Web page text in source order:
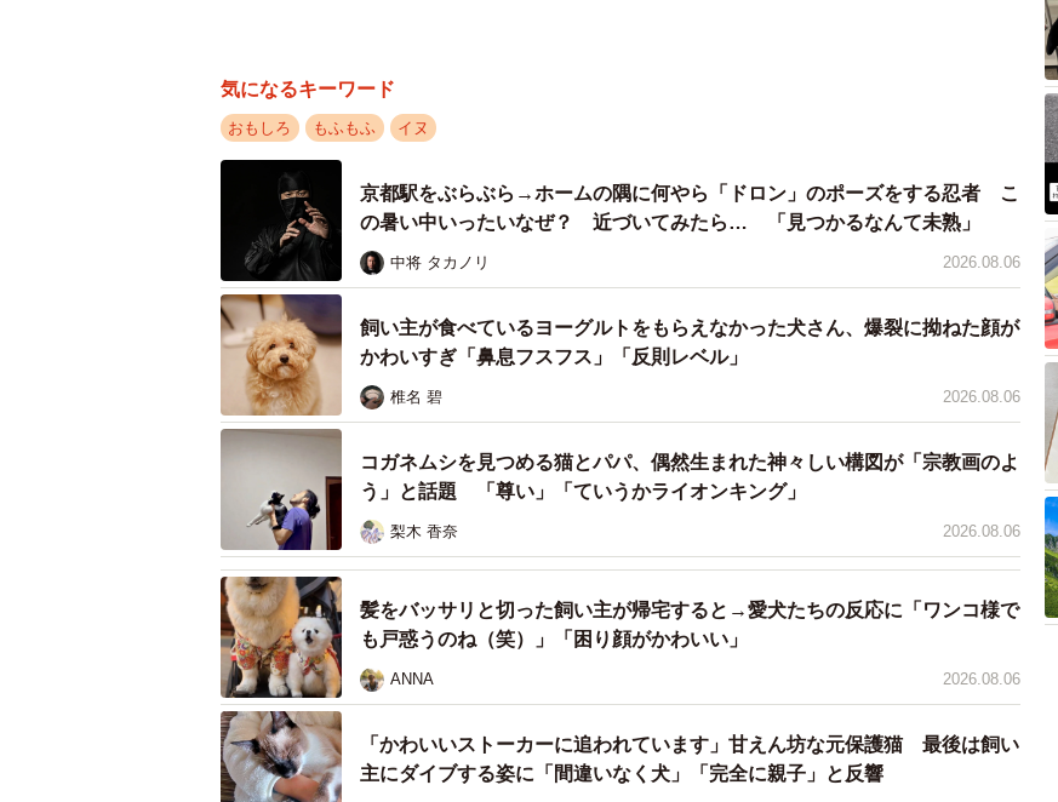
いきました」
ーー実際にプールに入ってみたときは？
「やっぱり泳げなかったかという気持ちと、犬かきは本能で出来るのでは？と期待した部分
があり、泳げない姿を実際に見てちょっとショックでした」
ーーライフジャケットを着せたのは今回が初めてでしたか？
「ライフジャケットは初着用ですし、プールも初体験です」
ーー水やお風呂に対しては、どのような反応を見せる子なのでしょうか？
「足が水に濡れるのが嫌いなので雨の日の散歩や水たまりは好きじゃありません。ただ月イ
チで行っていた大好きなトリマーさんにやってもらうシャンプーは大好きです」
そもそもエア犬かきが出来ない子なので泳げないだろうなとは思って
いたんです💦
ぐるぐる何周もしてたらちょっとずつ出来るようになりました！
エア犬かき練習、ライフジャケットのサイズ変更、他の犬の少ない時
間にリベンジ🐶色々なアドバイスありがとうございました！
pic.twitter.com/J22NgiJoJM
気になるキーワード
おもしろ もふもふ イヌ
京都駅をぶらぶら→ホームの隅に何やら「ドロン」のポーズをする忍者 こ
の暑い中いったいなぜ？ 近づいてみたら… 「見つかるなんて未熟」
中将 タカノリ 2026.08.06
飼い主が食べているヨーグルトをもらえなかった犬さん、爆裂に拗ねた顔が
かわいすぎ「鼻息フスフス」「反則レベル」
椎名 碧 2026.08.06
コガネムシを見つめる猫とパパ、偶然生まれた神々しい構図が「宗教画のよ
う」と話題 「尊い」「ていうかライオンキング」
梨木 香奈 2026.08.06
髪をバッサリと切った飼い主が帰宅すると→愛犬たちの反応に「ワンコ様で
も戸惑うのね（笑）」「困り顔がかわいい」
ANNA 2026.08.06
「かわいいストーカーに追われています」甘えん坊な元保護猫 最後は飼い
主にダイブする姿に「間違いなく犬」「完全に親子」と反響